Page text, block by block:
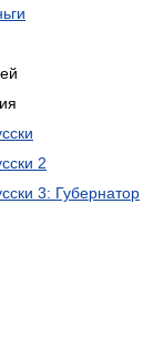
2
3: Губернатор